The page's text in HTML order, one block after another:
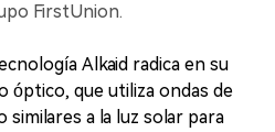
FirstUnion.
Alkaid radica en su
óptico, que utiliza ondas de
a la luz solar para